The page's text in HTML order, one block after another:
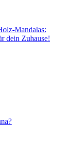
Mandalas:
dein Zuhause!